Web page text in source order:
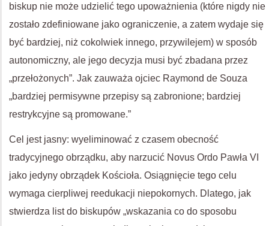
biskup nie może udzielić tego upoważnienia (które nigdy nie
zostało zdefiniowane jako ograniczenie, a zatem wydaje się
być bardziej, niż cokolwiek innego, przywilejem) w sposób
autonomiczny, ale jego decyzja musi być zbadana przez
„przełożonych”. Jak zauważa ojciec Raymond de Souza
„bardziej permisywne przepisy są zabronione; bardziej
restrykcyjne są promowane.”
Cel jest jasny: wyeliminować z czasem obecność
tradycyjnego obrządku, aby narzucić Novus Ordo Pawła VI
jako jedyny obrządek Kościoła. Osiągnięcie tego celu
wymaga cierpliwej reedukacji niepokornych. Dlatego, jak
stwierdza list do biskupów „wskazania co do sposobu